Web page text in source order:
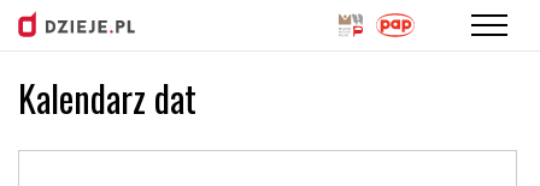
Kalendarz dat